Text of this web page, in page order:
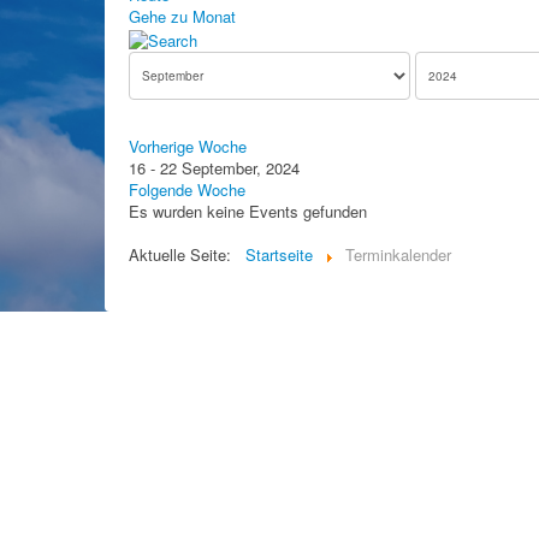
Gehe zu Monat
Vorherige Woche
16 - 22 September, 2024
Folgende Woche
Es wurden keine Events gefunden
Aktuelle Seite:
Startseite Terminkalender